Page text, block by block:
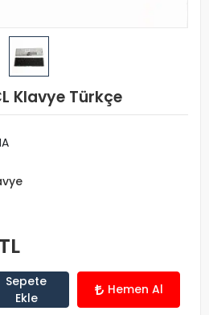
Klavye Türkçe
Sepete
Ekle
Hemen Al